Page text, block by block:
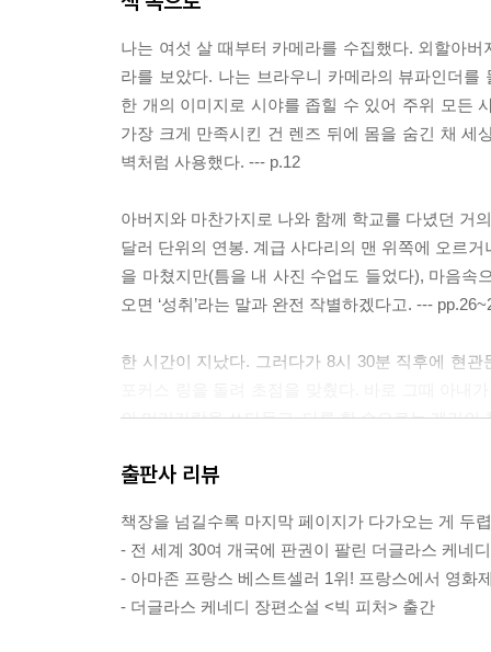
나는 여섯 살 때부터 카메라를 수집했다. 외할아
라를 보았다. 나는 브라우니 카메라의 뷰파인더
한 개의 이미지로 시야를 좁힐 수 있어 주위 모든
가장 크게 만족시킨 건 렌즈 뒤에 몸을 숨긴 채 세
벽처럼 사용했다. --- p.12
아버지와 마찬가지로 나와 함께 학교를 다녔던 거
달러 단위의 연봉. 계급 사다리의 맨 위쪽에 오르
을 마쳤지만(틈을 내 사진 수업도 들었다), 마음속
오면 ‘성취’라는 말과 완전 작별하겠다고. ---
한 시간이 지났다. 그러다가 8시 30분 직후에 현
의 머리카락을 쓰다듬고, 다른 한 손으로는 게리의
리지 않았다. 억지로 고개를 다시 카메라로 돌리
키스를 하고, 텅 빈 도로를 조심스레 둘러보았다.
책을 나온 이웃과 마주치지 않기를 기도하고 있을
계단을 내려갈 때 게리의 얼굴이 보였다. 정확하
출판사 리뷰
책장을 넘길수록 마지막 페이지가 다가오는 게 두
- 전 세계 30여 개국에 판권이 팔린 더글라스 케네
- 아마존 프랑스 베스트셀러 1위! 프랑스에서 영화
- 더글라스 케네디 장편소설 <빅 피처> 출간